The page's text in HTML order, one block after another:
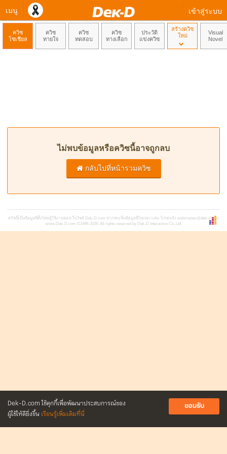
เมนู เข้าสู่ระบบ
Dek-D.com ใช้คุกกี้เพื่อพัฒนาประสบการณ์ของ
ผู้ใช้ให้ดียิ่งขึ้น เรียนรู้เพิ่มเติมที่นี่
ยอมรับ
ควิซ
โซเชียล
ควิซ
ทายใจ
ควิซ
ทดสอบ
ควิซ
ทางเลือก
ประวัติ
แข่งควิซ
สร้างควิซ
ใหม่
Visual
Novel
ไม่พบข้อมูลหรือควิซนี้อาจถูกลบ
กลับไปที่หน้ารวมควิซ
ควิซนี้เป็นข้อมูลที่ตั้งโดยผู้ใช้งานของเว็บไซต์ Dek-D.com หากพบเห็นข้อมูลที่ไม่เหมาะสม โปรดแจ้ง webmaster@dek-d.com
www.Dek-D.com ©1999-2026; All rights reserved by Dek-D Interactive Co.,Ltd.